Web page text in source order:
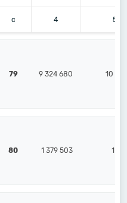
c 4 5
79 9 324 680 10
80 1 379 503 1